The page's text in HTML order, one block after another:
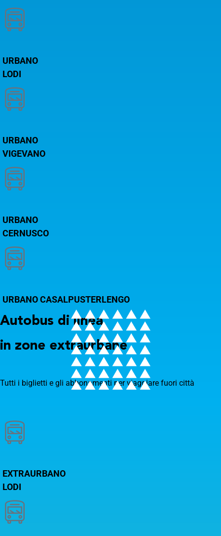
URBANO
LODI
URBANO
VIGEVANO
URBANO
CERNUSCO
URBANO CASALPUSTERLENGO
Autobus di linea
in zone extraurbane
Tutti i biglietti e gli abbonamenti per viaggiare fuori città
EXTRAURBANO
LODI